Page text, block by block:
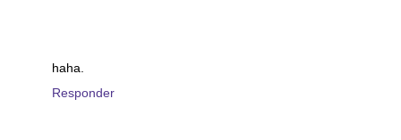
haha.
Responder